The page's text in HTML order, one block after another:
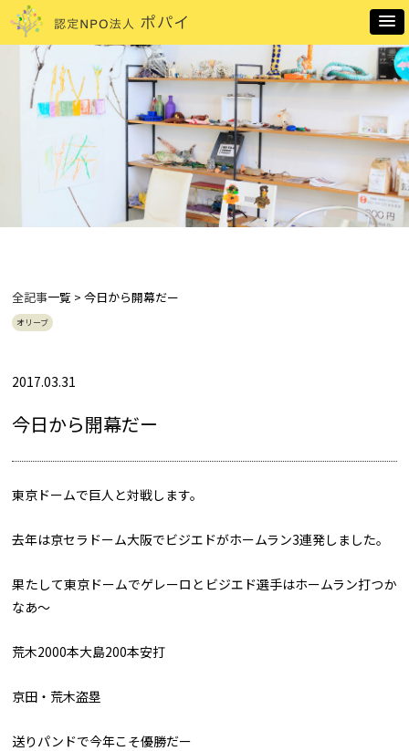
全記事一覧 > 今日から開幕だー
オリーブ
2017.03.31
今日から開幕だー
東京ドームで巨人と対戦します。
去年は京セラドーム大阪でビジエドがホームラン3連発しました。
果たして東京ドームでゲレーロとビジエド選手はホームラン打つか
なあ～
荒木2000本大島200本安打
京田・荒木盗塁
送りパンドで今年こそ優勝だー